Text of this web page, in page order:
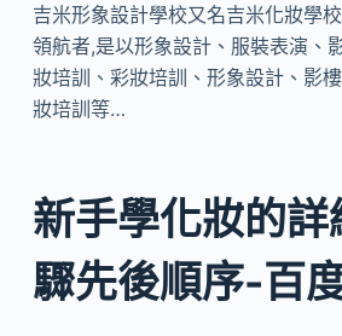
吉米形象設計學校又名吉米化妝學
領航者,是以形象設計、服裝表演、
妝培訓、彩妝培訓、形象設計、影
妝培訓等…
新手學化妝的
驟先後順序-百